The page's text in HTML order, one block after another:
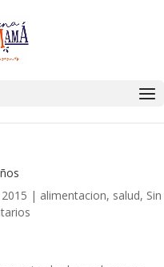
| alimentacion, salud, Sin